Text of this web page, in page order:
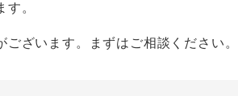
。
ざいます。まずはご相談ください。